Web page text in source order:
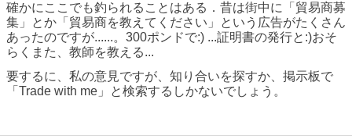
確かにここでも釣られることはある．昔は街中に「貿易商募
集」とか「貿易商を教えてください」という広告がたくさん
あったのですが......。300ポンドで:) ...証明書の発行と:)おそ
らくまた、教師を教える...
要するに、私の意見ですが、知り合いを探すか、掲示板で
「Trade with me」と検索するしかないでしょう。